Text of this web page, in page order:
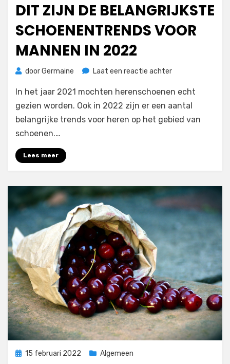
DIT ZIJN DE BELANGRIJKSTE
SCHOENENTRENDS VOOR
MANNEN IN 2022
doorGermaine Laat een reactie achterop
zijn
de
belangrijkste
In het jaar 2021 mochten herenschoenen echt
gezien worden. Ook in 2022 zijn er een aantal
belangrijke trends voor heren op het gebied van
schoenen.…
Lees meer
Geplaatst
15 februari 2022 Algemeen